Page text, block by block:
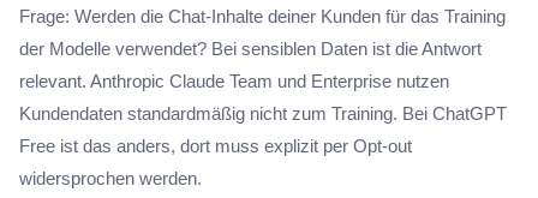
Frage: Werden die Chat-Inhalte deiner Kunden für das Training
der Modelle verwendet? Bei sensiblen Daten ist die Antwort
relevant. Anthropic Claude Team und Enterprise nutzen
Kundendaten standardmäßig nicht zum Training. Bei ChatGPT
Free ist das anders, dort muss explizit per Opt-out
widersprochen werden.